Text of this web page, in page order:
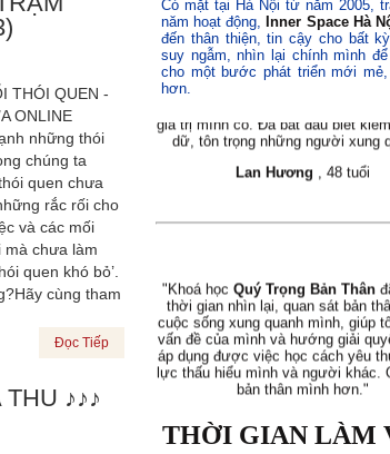
THÓI QUEN -
ONLINE
những thói
chúng ta
quen chưa
rắc rối cho
và các mối
mà chưa làm
quen khó bỏ’.
cùng tham
Đọc Tiếp
♪♪♪
Có mặt tại Hà Nội từ năm 2005,
năm hoạt động, Inner Space Hà
đến thân thiện, tin cậy cho bất
suy ngẫm, nhìn lại chính mình để
cho một bước phát triển mới
hơn.
"Sau khoá họcQuý Trọng Bản
nhận biết được giá trị của bản
ngày tôi tự cười tươi với mình và
xuyên tự nhắc nhở với chính mình
giá trị mình có. Đã bắt đầu biết kiềm
Lan Hương, 48 tuổi
cuộc sống xung quanh mình, giúp
vấn đề của mình và hướng giải
áp dụng được việc học cách yêu
lực thấu hiểu mình và người khác.
bản thân mình hơn."
Phan Nhân, 31 tuổi
THỜI GIAN LÀM